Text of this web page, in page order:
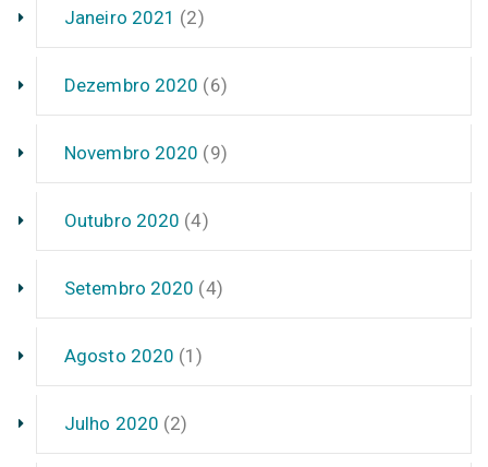
Janeiro 2021 (2)
Dezembro 2020 (6)
Novembro 2020 (9)
Outubro 2020 (4)
Setembro 2020 (4)
Agosto 2020 (1)
Julho 2020 (2)